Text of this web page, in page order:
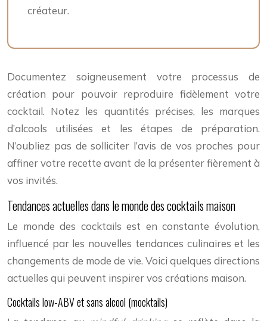
créateur.
Documentez soigneusement votre processus de
création pour pouvoir reproduire fidèlement votre
cocktail. Notez les quantités précises, les marques
d’alcools utilisées et les étapes de préparation.
N’oubliez pas de solliciter l’avis de vos proches pour
affiner votre recette avant de la présenter fièrement à
vos invités.
Tendances actuelles dans le monde des cocktails maison
Le monde des cocktails est en constante évolution,
influencé par les nouvelles tendances culinaires et les
changements de mode de vie. Voici quelques directions
actuelles qui peuvent inspirer vos créations maison.
Cocktails low-ABV et sans alcool (mocktails)